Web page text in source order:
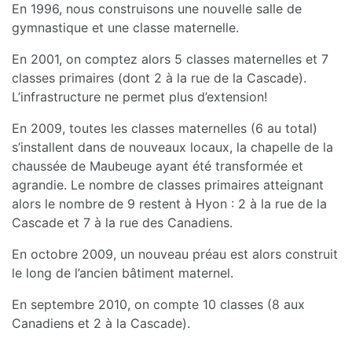
En 1996, nous construisons une nouvelle salle de
gymnastique et une classe maternelle.
En 2001, on comptez alors 5 classes maternelles et 7
classes primaires (dont 2 à la rue de la Cascade).
L’infrastructure ne permet plus d’extension!
En 2009, toutes les classes maternelles (6 au total)
s’installent dans de nouveaux locaux, la chapelle de la
chaussée de Maubeuge ayant été transformée et
agrandie. Le nombre de classes primaires atteignant
alors le nombre de 9 restent à Hyon : 2 à la rue de la
Cascade et 7 à la rue des Canadiens.
En octobre 2009, un nouveau préau est alors construit
le long de l’ancien bâtiment maternel.
En septembre 2010, on compte 10 classes (8 aux
Canadiens et 2 à la Cascade).